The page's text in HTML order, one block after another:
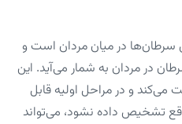
سرطان‌ها در میان مردان است و
در مردان به شمار می‌آید. این
می‌کند و در مراحل اولیه قابل
تشخیص داده نشود، می‌تواند